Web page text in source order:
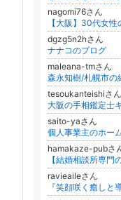
nagomi76さん
dgzg5n2hさん
ナナコのブログ
maleana-tmさん
tesoukanteishiさん
saito-yaさん
hamakaze-pubさ
ravieaileさん